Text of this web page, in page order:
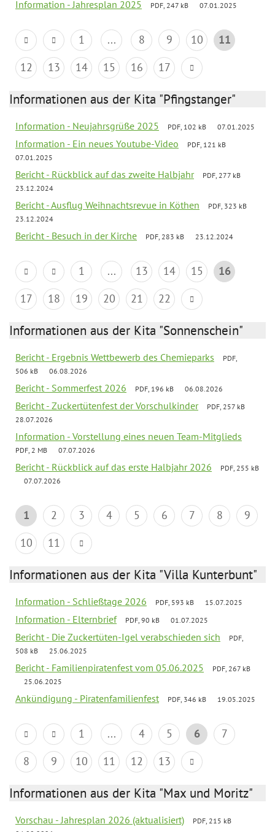
Information - Jahresplan 2025 PDF, 247 kB 07.01.2025
1 ... 8 9 10
11
12
13 14 15 16 17
Informationen aus der Kita "Pfingstanger"
Information - Neujahrsgrüße 2025 PDF, 102 kB 07.01.2025
Information - Ein neues Youtube-Video
PDF, 121 kB
07.01.2025
Bericht - Rückblick auf das zweite Halbjahr
PDF, 277 kB
23.12.2024
Bericht - Ausflug Weihnachtsrevue in Köthen
PDF, 323 kB
23.12.2024
Bericht - Besuch in der Kirche PDF, 283 kB 23.12.2024
1 ... 13 14 15
16
17
18 19 20 21 22
Informationen aus der Kita "Sonnenschein"
Bericht - Ergebnis Wettbewerb des Chemieparks
PDF,
506 kB
06.08.2026
Bericht - Sommerfest 2026 PDF, 196 kB 06.08.2026
Bericht - Zuckertütenfest der Vorschulkinder
PDF, 257 kB
28.07.2026
Information - Vorstellung eines neuen Team-Mitglieds
PDF, 2 MB 07.07.2026
Bericht - Rückblick auf das erste Halbjahr 2026
PDF, 255 kB
07.07.2026
1 2 3 4 5 6 7 8
9
10
11
Informationen aus der Kita "Villa Kunterbunt"
Information - Schließtage 2026 PDF, 593 kB 15.07.2025
Information - Elternbrief PDF, 90 kB 01.07.2025
Bericht - Die Zuckertüten-Igel verabschieden sich
PDF,
508 kB
25.06.2025
Bericht - Familienpiratenfest vom 05.06.2025
PDF, 267 kB
25.06.2025
Ankündigung - Piratenfamilienfest PDF, 346 kB 19.05.2025
1 ... 4 5 6
7
8
9 10 11 12 13
Informationen aus der Kita "Max und Moritz"
Vorschau - Jahresplan 2026 (aktualisiert)
PDF, 215 kB